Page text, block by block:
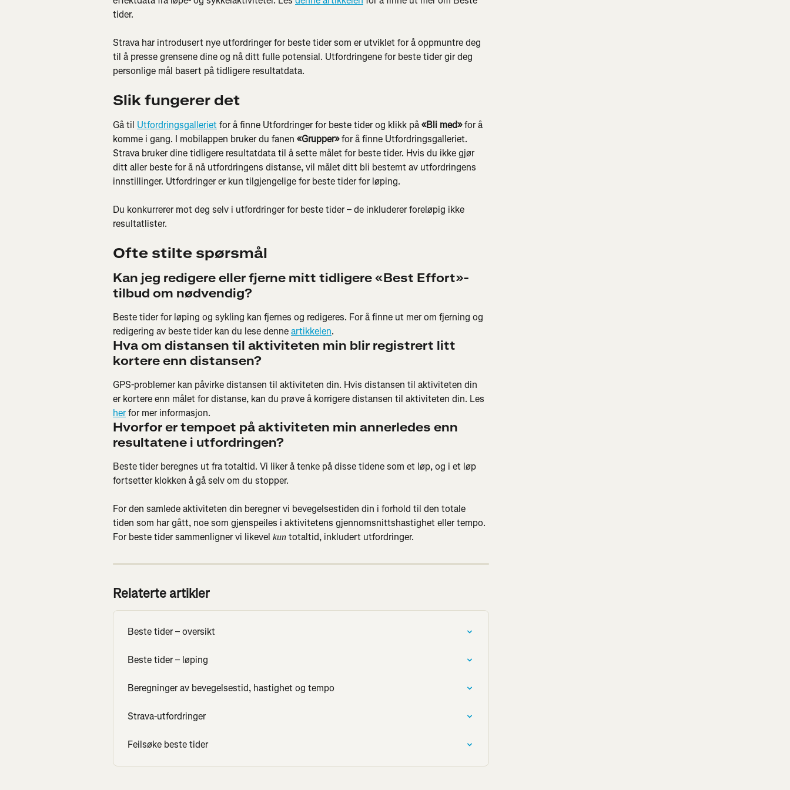
tider.
Strava har introdusert nye utfordringer for beste tider som er utviklet for å oppmuntre deg
til å presse grensene dine og nå ditt fulle potensial. Utfordringene for beste tider gir deg
personlige mål basert på tidligere resultatdata.
Slik fungerer det
Gå til Utfordringsgalleriet for å finne Utfordringer for beste tider og klikk på «Bli med» for å
komme i gang. I mobilappen bruker du fanen «Grupper» for å finne Utfordringsgalleriet.
Strava bruker dine tidligere resultatdata til å sette målet for beste tider. Hvis du ikke gjør
ditt aller beste for å nå utfordringens distanse, vil målet ditt bli bestemt av utfordringens
innstillinger. Utfordringer er kun tilgjengelige for beste tider for løping.
Du konkurrerer mot deg selv i utfordringer for beste tider – de inkluderer foreløpig ikke
resultatlister.
Ofte stilte spørsmål
Kan jeg redigere eller fjerne mitt tidligere «Best Effort»-
tilbud om nødvendig?
Beste tider for løping og sykling kan fjernes og redigeres. For å finne ut mer om fjerning og
redigering av beste tider kan du lese denne artikkelen.
Hva om distansen til aktiviteten min blir registrert litt
kortere enn distansen?
GPS-problemer kan påvirke distansen til aktiviteten din. Hvis distansen til aktiviteten din
er kortere enn målet for distanse, kan du prøve å korrigere distansen til aktiviteten din. Les
her for mer informasjon.
Hvorfor er tempoet på aktiviteten min annerledes enn
resultatene i utfordringen?
Beste tider beregnes ut fra totaltid. Vi liker å tenke på disse tidene som et løp, og i et løp
fortsetter klokken å gå selv om du stopper.
For den samlede aktiviteten din beregner vi bevegelsestiden din i forhold til den totale
tiden som har gått, noe som gjenspeiles i aktivitetens gjennomsnittshastighet eller tempo.
For beste tider sammenligner vi likevel kun totaltid, inkludert utfordringer.
Relaterte artikler
Beste tider – oversikt
Beste tider – løping
Beregninger av bevegelsestid, hastighet og tempo
Strava-utfordringer
Feilsøke beste tider